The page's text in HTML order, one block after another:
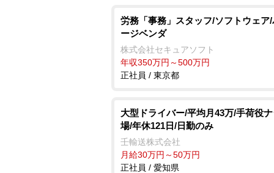
労務「事務」スタッフ/ソフトウェア
ージベンダ
株式会社セキュアソフト
年収350万円～500万円
正社員 / 東京都
大型ドライバー/平均月43万/手荷役
場/年休121日/日勤のみ
壬輸送株式会社
月給30万円～50万円
正社員 / 愛知県